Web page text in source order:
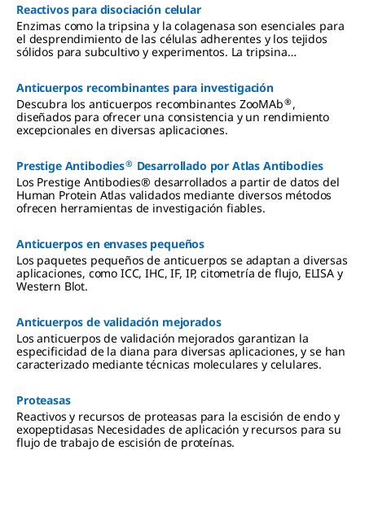
Reactivos para disociación celular
Enzimas como la tripsina y la colagenasa son esenciales para
el desprendimiento de las células adherentes y los tejidos
sólidos para subcultivo y experimentos. La tripsina
estables y suaves para aplicaciones de cultivo más amplias.
Anticuerpos recombinantes para investigación
Descubra los anticuerpos recombinantes ZooMAb®,
diseñados para ofrecer una consistencia y un rendimiento
excepcionales en diversas aplicaciones.
Prestige Antibodies® Desarrollado por Atlas Antibodies
Los Prestige Antibodies® desarrollados a partir de datos del
Human Protein Atlas validados mediante diversos métodos
ofrecen herramientas de investigación fiables.
Anticuerpos en envases pequeños
Los paquetes pequeños de anticuerpos se adaptan a diversas
aplicaciones, como ICC, IHC, IF, IP, citometría de flujo, ELISA y
Western Blot.
Anticuerpos de validación mejorados
Los anticuerpos de validación mejorados garantizan la
especificidad de la diana para diversas aplicaciones, y se han
caracterizado mediante técnicas moleculares y celulares.
Proteasas
Reactivos y recursos de proteasas para la escisión de endo y
exopeptidasas Necesidades de aplicación y recursos para su
flujo de trabajo de escisión de proteínas.